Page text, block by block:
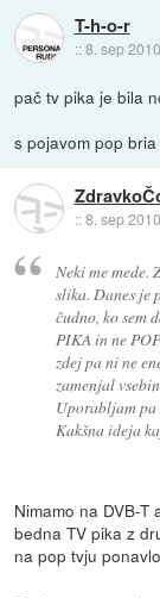
T-h-o-r
::8. sep
pač tv pika je bila
s pojavom pop
::8. sep
Neki me
slika. Danes je
čudno, ko sem
PIKA in ne
zdej pa ni ne
zamenjal
Uporabljam pa
Kakšna ideja
Nimamo na DVB-
bedna TV pika z
na pop tvju